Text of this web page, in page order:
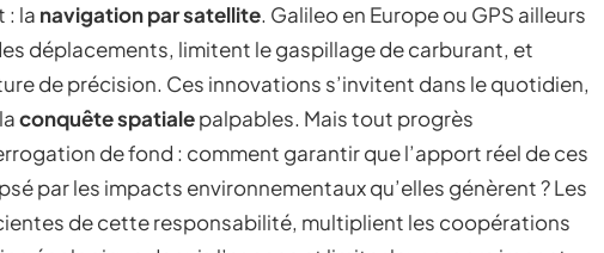
: la navigation par satellite. Galileo en Europe ou GPS ailleurs
déplacements, limitent le gaspillage de carburant, et
de précision. Ces innovations s’invitent dans le quotidien,
conquête spatialepalpables. Mais tout progrès
de fond : comment garantir que l’apport réel de ces
par les impacts environnementaux qu’elles génèrent ? Les
de cette responsabilité, multiplient les coopérations